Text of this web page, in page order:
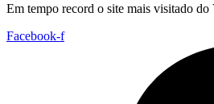
Em tempo record o site mais visitado
Facebook-f